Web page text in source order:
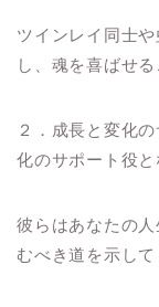
ツインレイ同士
し、魂を喜ばせる
２．成長と変化
化のサポート役と
彼らはあなたの
むべき道を示して